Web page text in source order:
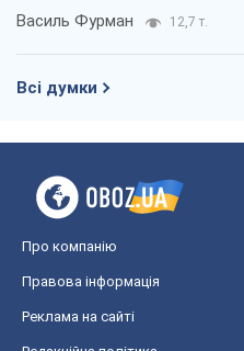
Василь Фурман 12,7 т.
Всі думки
Про компанію
Правова інформація
Реклама на сайті